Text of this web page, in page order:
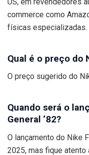
commerce como
físicas especializadas.
Qual é o preço do
O preço sugerido do
Quando será o
General ’82?
O lançamento do Nike
2025, mas fique atento